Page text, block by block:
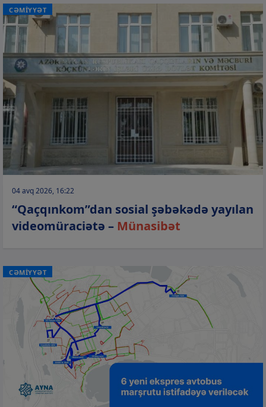
CƏMİYYƏT
04 avq 2026, 16:22
“Qaçqınkom”dan sosial şəbəkədə yayılan
videomüraciətə – Münasibət
CƏMİYYƏT